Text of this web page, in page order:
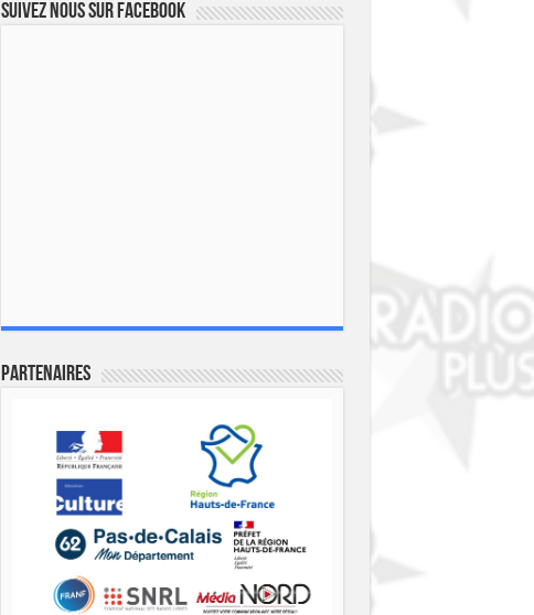
Suivez nous sur Facebook
Partenaires